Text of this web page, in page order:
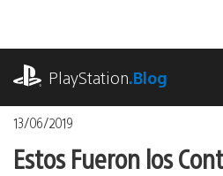
contenido
PlayStation.Blog
13/06/2019
Estos Fueron los